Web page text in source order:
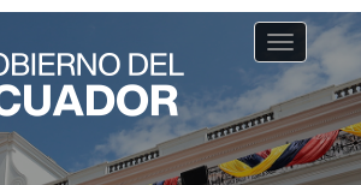
Toggle
navigation